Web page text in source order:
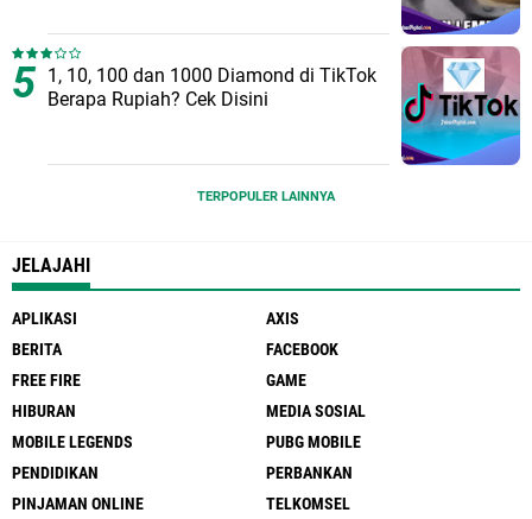
1, 10, 100 dan 1000 Diamond di TikTok
Berapa Rupiah? Cek Disini
TERPOPULER LAINNYA
JELAJAHI
APLIKASI
AXIS
BERITA
FACEBOOK
FREE FIRE
GAME
HIBURAN
MEDIA SOSIAL
MOBILE LEGENDS
PUBG MOBILE
PENDIDIKAN
PERBANKAN
PINJAMAN ONLINE
TELKOMSEL